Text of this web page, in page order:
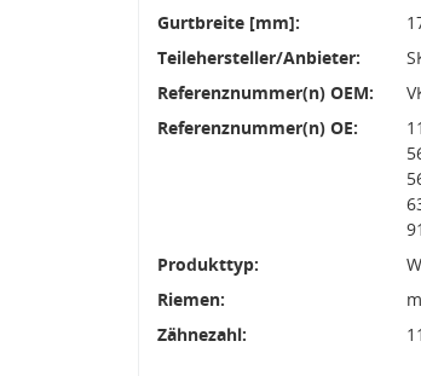
Gurtbreite [mm]:
Teilehersteller/Anbieter:
Referenznummer(n) OEM:
Referenznummer(n) OE:
Produkttyp:
Riemen:
Zähnezahl: